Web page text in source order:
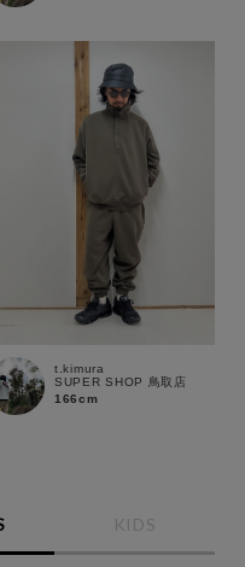
り込む
t.kimura
SUPER SHOP 鳥取店
166cm
KIDS